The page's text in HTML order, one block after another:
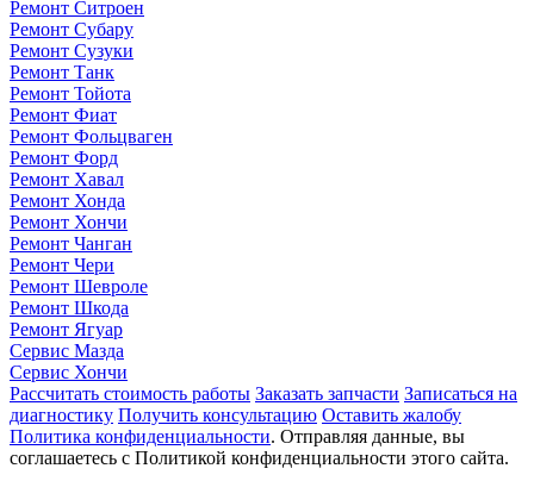
Ремонт Ситроен
Ремонт Субару
Ремонт Сузуки
Ремонт Танк
Ремонт Тойота
Ремонт Фиат
Ремонт Фольцваген
Ремонт Форд
Ремонт Хавал
Ремонт Хонда
Ремонт Хончи
Ремонт Чанган
Ремонт Чери
Ремонт Шевроле
Ремонт Шкода
Ремонт Ягуар
Сервис Мазда
Сервис Хончи
Рассчитать стоимость работы Заказать запчасти Записаться на
диагностику Получить консультацию Оставить жалобу
Политика конфиденциальности. Отправляя данные, вы
соглашаетесь с Политикой конфиденциальности этого сайта.